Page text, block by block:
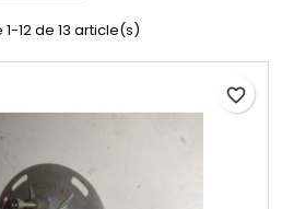
12 de 13 article(s)
favorite_border